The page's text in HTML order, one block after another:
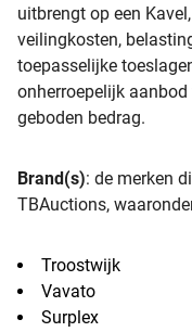
uitbrengt op een
veilingkosten,
toepasselijke
onherroepelijk
geboden bedrag.
Brand(s): de merken
TBAuctions,
Troostwijk
Vavato
Surplex